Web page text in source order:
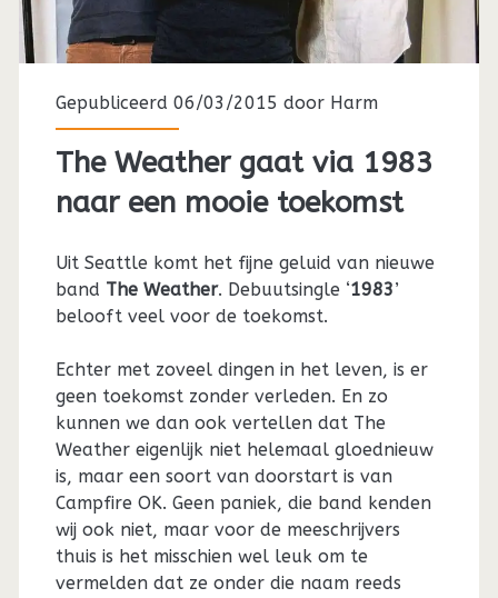
Gepubliceerd 06/03/2015 door Harm
The Weather gaat via 1983
naar een mooie toekomst
Uit Seattle komt het fijne geluid van nieuwe
band The Weather. Debuutsingle ‘1983’
belooft veel voor de toekomst.
Echter met zoveel dingen in het leven, is er
geen toekomst zonder verleden. En zo
kunnen we dan ook vertellen dat The
Weather eigenlijk niet helemaal gloednieuw
is, maar een soort van doorstart is van
Campfire OK. Geen paniek, die band kenden
wij ook niet, maar voor de meeschrijvers
thuis is het misschien wel leuk om te
vermelden dat ze onder die naam reeds